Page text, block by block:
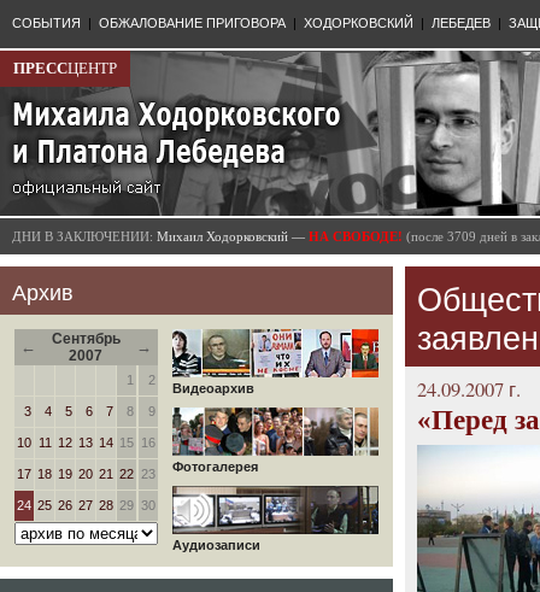
СОБЫТИЯ | ОБЖАЛОВАНИЕ ПРИГОВОРА | ХОДОРКОВСКИЙ | ЛЕБЕДЕВ |
ПРЕССЦЕНТР
ДНИ В ЗАКЛЮЧЕНИИ: Михаил Ходорковский — НА СВОБОДЕ! (после 3709 дней в
Архив
←
Сентябрь
2007
→
1 2
3 4 5 6 7 8 9
10 11 12 13 14 15 16
17 18 19 20 21 22 23
24 25 26 27 28 29 30
Видеоархив
Фотогалерея
Аудиозаписи
24.09.2007 г.
«Перед